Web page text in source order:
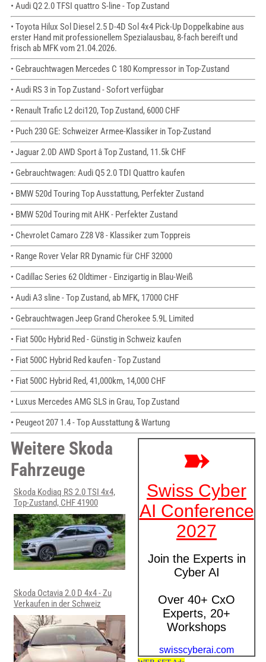
• Audi Q2 2.0 TFSI quattro S-line - Top Zustand
• Toyota Hilux Sol Diesel 2.5 D-4D Sol 4x4 Pick-Up Doppelkabine aus
erster Hand mit professionellem Spezialausbau, 8-fach bereift und
frisch ab MFK vom 21.04.2026.
• Gebrauchtwagen Mercedes C 180 Kompressor in Top-Zustand
• Audi RS 3 in Top Zustand - Sofort verfügbar
• Renault Trafic L2 dci120, Top Zustand, 6000 CHF
• Puch 230 GE: Schweizer Armee-Klassiker in Top-Zustand
• Jaguar 2.0D AWD Sport â Top Zustand, 11.5k CHF
• Gebrauchtwagen: Audi Q5 2.0 TDI Quattro kaufen
• BMW 520d Touring Top Ausstattung, Perfekter Zustand
• BMW 520d Touring mit AHK - Perfekter Zustand
• Chevrolet Camaro Z28 V8 - Klassiker zum Toppreis
• Range Rover Velar RR Dynamic für CHF 32000
• Cadillac Series 62 Oldtimer - Einzigartig in Blau-Weiß
• Audi A3 sline - Top Zustand, ab MFK, 17000 CHF
• Gebrauchtwagen Jeep Grand Cherokee 5.9L Limited
• Fiat 500c Hybrid Red - Günstig in Schweiz kaufen
• Fiat 500C Hybrid Red kaufen - Top Zustand
• Fiat 500C Hybrid Red, 41,000km, 14,000 CHF
• Luxus Mercedes AMG SLS in Grau, Top Zustand
• Peugeot 207 1.4 - Top Ausstattung & Wartung
Weitere Skoda
Fahrzeuge
Skoda Kodiaq RS 2.0 TSI 4x4,
Top-Zustand, CHF 41900
Skoda Octavia 2.0 D 4x4 - Zu
Verkaufen in der Schweiz